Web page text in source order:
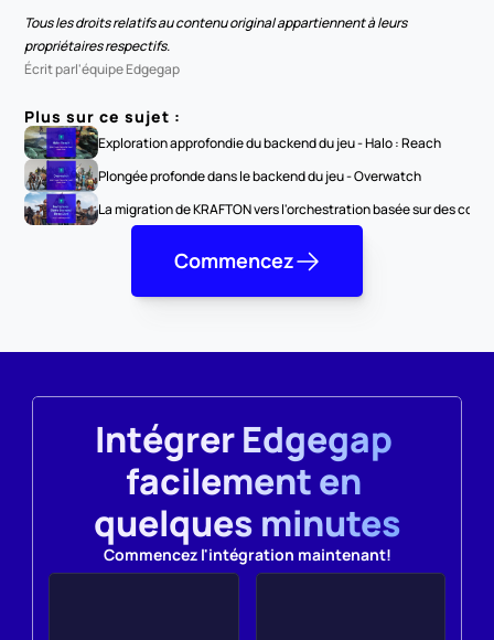
Tous les droits relatifs au contenu original appartiennent à leurs
propriétaires respectifs.
Écrit parl'équipe Edgegap
Plus sur ce sujet :
Exploration approfondie du backend du jeu - Halo : Reach
Plongée profonde dans le backend du jeu - Overwatch
La migration de KRAFTON vers l'orchestration basée sur des
Commencez
Intégrer Edgegap
facilement en
quelques minutes
Commencez l'intégration maintenant!